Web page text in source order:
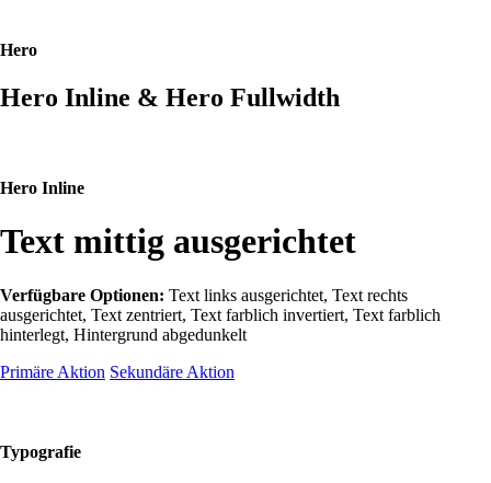
Hero
Hero Inline & Hero Fullwidth
Hero Inline
Text mittig ausgerichtet
Verfügbare Optionen: Text links ausgerichtet, Text rechts
ausgerichtet, Text zentriert, Text farblich invertiert, Text farblich
hinterlegt, Hintergrund abgedunkelt
Primäre Aktion Sekundäre Aktion
Typografie